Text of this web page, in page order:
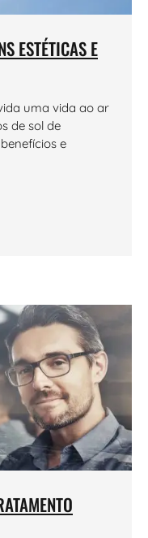
ESTÉTICAS E
uma vida ao ar
de sol de
e